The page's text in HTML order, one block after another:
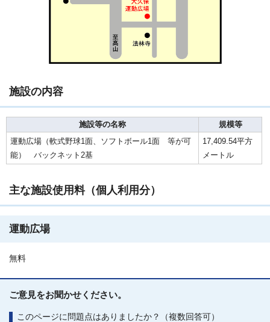
施設の内容
施設等の名称
規模等
運動広場（軟式野球1面、ソフトボール1面 等が可
能） バックネット2基
17,409.54平方
メートル
主な施設使用料（個人利用分）
運動広場
無料
ご意見をお聞かせください。
このページに問題点はありましたか？（複数回答可）